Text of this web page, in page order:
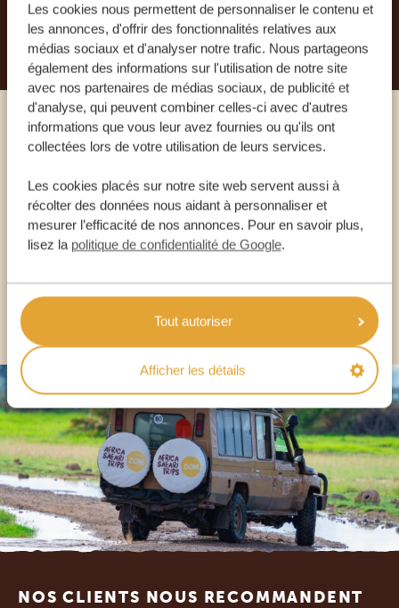
Les cookies nous permettent de personnaliser le contenu et
les annonces, d'offrir des fonctionnalités relatives aux
médias sociaux et d'analyser notre trafic. Nous partageons
également des informations sur l'utilisation de notre site
avec nos partenaires de médias sociaux, de publicité et
d'analyse, qui peuvent combiner celles-ci avec d'autres
informations que vous leur avez fournies ou qu'ils ont
collectées lors de votre utilisation de leurs services.
Les cookies placés sur notre site web servent aussi à
récolter des données nous aidant à personnaliser et
mesurer l’efficacité de nos annonces. Pour en savoir plus,
lisez la politique de confidentialité de Google.
Tout autoriser
Afficher les détails
PLANIFIEZ VOTRE AVENTURE
Appelez un expert
NOS SPÉCIALISTES SONT LÀ POUR VOUS
Footer
NOS CLIENTS NOUS RECOMMANDENT